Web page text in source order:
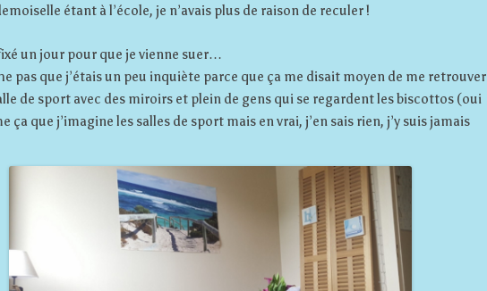
étant à l’école, je n’avais plus de raison de reculer !
un jour pour que je vienne suer…
pas que j’étais un peu inquiète parce que ça me disait moyen de me retrouver
de sport avec des miroirs et plein de gens qui se regardent les biscottos (oui
ça que j’imagine les salles de sport mais en vrai, j’en sais rien, j’y suis jamais